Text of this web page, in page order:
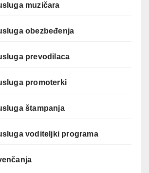
muzičara
obezbeđenja
prevodilaca
promoterki
štampanja
voditeljki programa